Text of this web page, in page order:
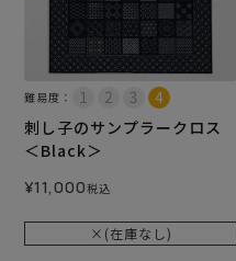
難易度：
刺し子のサンプラークロス
＜Black＞
¥11,000税込
×(在庫なし)